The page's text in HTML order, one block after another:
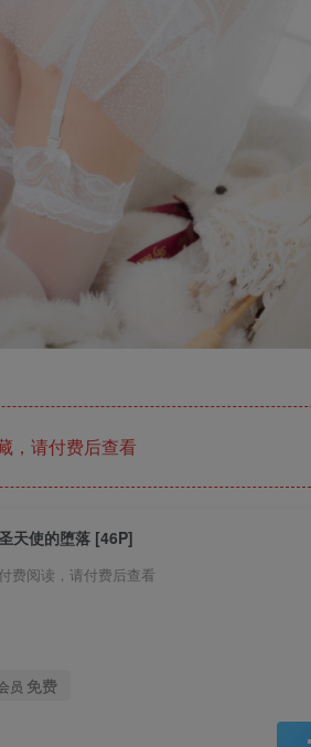
，请付费后查看
天使的堕落 [46P]
费阅读，请付费后查看
员 免费